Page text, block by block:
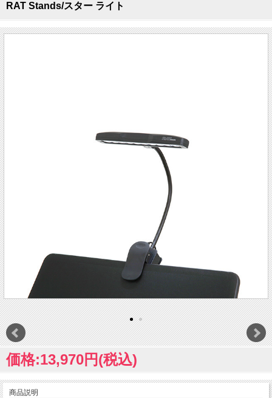
RAT Stands/スター ライト
価格:13,970円(税込)
商品説明